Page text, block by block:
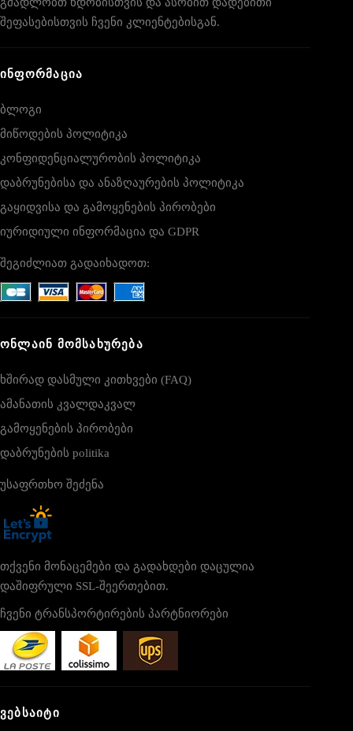
შეფასებისთვის ჩვენი კლიენტებისგან.
ᲘᲜᲤᲝᲠᲛᲐᲪᲘᲐ
ბლოგი
მიწოდების პოლიტიკა
კონფიდენციალურობის პოლიტიკა
დაბრუნებისა და ანაზღაურების პოლიტიკა
გაყიდვისა და გამოყენების პირობები
იურიდიული ინფორმაცია და GDPR
შეგიძლიათ გადაიხადოთ:
ᲝᲜᲚᲐᲘᲜ ᲛᲝᲛᲡᲐᲮᲣᲠᲔᲑᲐ
ხშირად დასმული კითხვები (FAQ)
ამანათის კვალდაკვალ
გამოყენების პირობები
დაბრუნების politika
უსაფრთხო შეძენა
თქვენი მონაცემები და გადახდები დაცულია
დაშიფრული SSL-შეერთებით.
ჩვენი ტრანსპორტირების პარტნიორები
ᲕᲔᲑᲡᲐᲘᲢᲘ